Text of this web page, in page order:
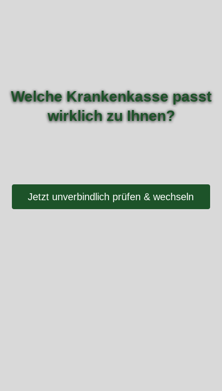
Welche Krankenkasse passt
wirklich zu Ihnen?
Jetzt unverbindlich prüfen & wechseln